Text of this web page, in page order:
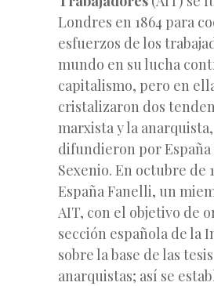
Londres en 1864 para
esfuerzos de los
mundo en su lucha
capitalismo, pero en
cristalizaron dos
marxista y la
difundieron por
Sexenio. En octubre de
España Fanelli, un
AIT, con el objetivo de
sección española de la
sobre la base de las tesis
anarquistas; así se